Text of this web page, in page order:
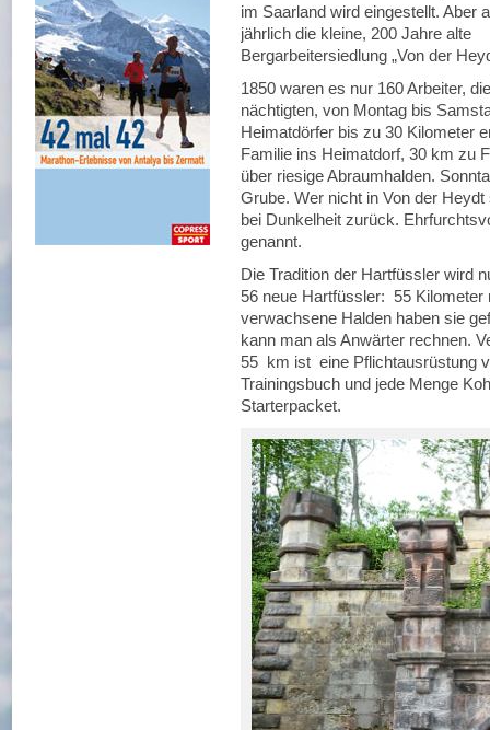
im Saarland wird eingestellt. Aber
jährlich die kleine, 200 Jahre alte
Bergarbeitersiedlung „Von der
1850 waren es nur 160 Arbeiter,
nächtigten, von Montag bis
Heimatdörfer bis zu 30 Kilometer
Familie ins Heimatdorf, 30 km zu
über riesige Abraumhalden.
Grube. Wer nicht in Von der
bei Dunkelheit zurück.
genannt.
Die Tradition der Hartfüssler wird
56 neue Hartfüssler: 55
verwachsene Halden haben sie
kann man als Anwärter rechnen.
55 km ist eine Pflichtausrüstung
Trainingsbuch und jede Menge
Starterpacket.